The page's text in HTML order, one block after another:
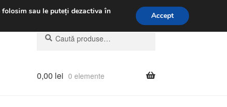
031 229 6816
Caută
după:
Caută
0,00 lei 0 elemente
sau le puteți dezactiva în
Accept